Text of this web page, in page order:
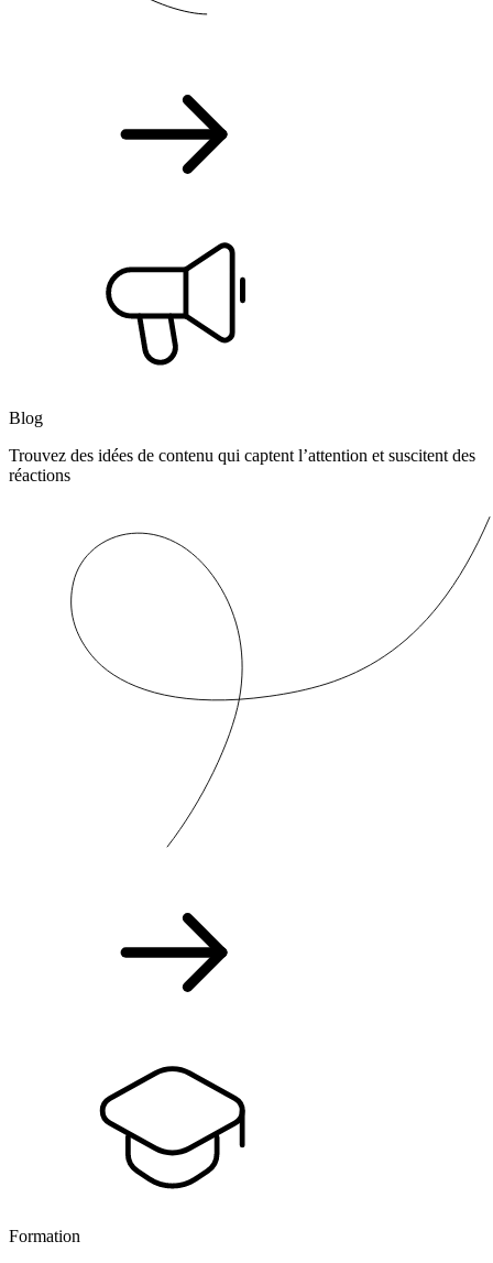
Blog
Trouvez des idées de contenu qui captent l’attention et suscitent des
réactions
Formation